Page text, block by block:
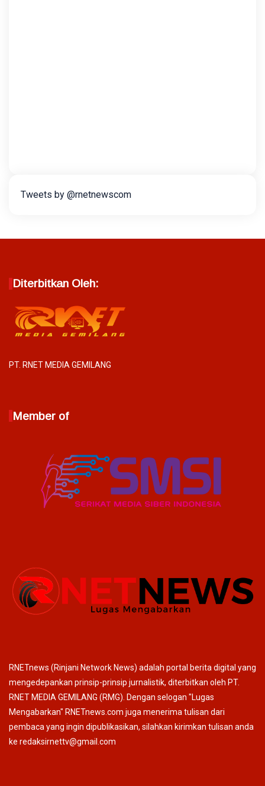
Tweets by @rnetnewscom
Diterbitkan Oleh:
PT. RNET MEDIA GEMILANG
Member of
RNETnews (Rinjani Network News) adalah portal berita digital yang
mengedepankan prinsip-prinsip jurnalistik, diterbitkan oleh PT.
RNET MEDIA GEMILANG (RMG). Dengan selogan "Lugas
Mengabarkan" RNETnews.com juga menerima tulisan dari
pembaca yang ingin dipublikasikan, silahkan kirimkan tulisan anda
ke redaksirnettv@gmail.com